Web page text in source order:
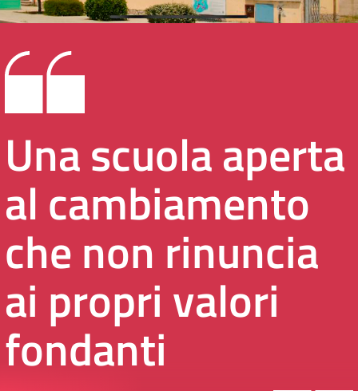
Una scuola aperta
al cambiamento
che non rinuncia
ai propri valori
fondanti